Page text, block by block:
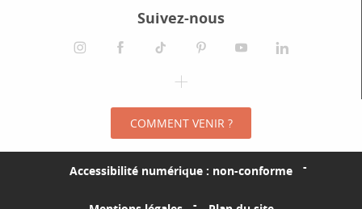
Suivez-nous
instagramfacebooktiktok pinterestyoutube
COMMENT VENIR ?
Accessibilité numérique : non-conforme